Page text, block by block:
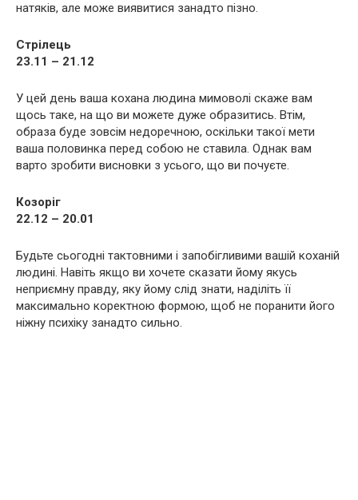
натяків, але може виявитися занадто пізно.
Стрілець
23.11 – 21.12
У цей день ваша кохана людина мимоволі скаже вам
щось таке, на що ви можете дуже образитись. Втім,
образа буде зовсім недоречною, оскільки такої мети
ваша половинка перед собою не ставила. Однак вам
варто зробити висновки з усього, що ви почуєте.
Козоріг
22.12 – 20.01
Будьте сьогодні тактовними і запобігливими вашій коханій
людині. Навіть якщо ви хочете сказати йому якусь
неприємну правду, яку йому слід знати, наділіть її
максимально коректною формою, щоб не поранити його
ніжну психіку занадто сильно.